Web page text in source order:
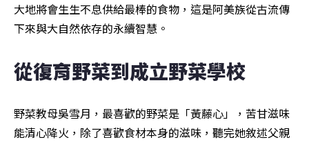
大地將會生生不息供給最棒的食物，這是阿美族從古流傳
下來與大自然依存的永續智慧。
從復育野菜到成立野菜學校
野菜教母吳雪月，最喜歡的野菜是「黃藤心」，苦甘滋味
能清心降火，除了喜歡食材本身的滋味，聽完她敘述父親